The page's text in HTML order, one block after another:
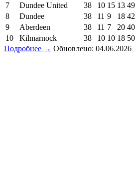
7 Dundee United 38 10 15 13 49
8
Dundee 38 11 9 18 42
9
Aberdeen 38 11 7 20 40
10
Kilmarnock 38 10 10 18 50
Подробнее → Обновлено: 04.06.2026